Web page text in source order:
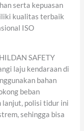
serta kepuasan
kualitas terbaik
ISO
SAFETY
laju kendaraan di
bahan
beban
lanjut, polisi tidur ini
sehingga bisa